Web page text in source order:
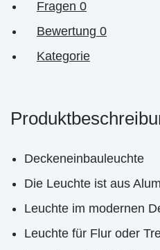
Fragen 0
Bewertung 0
Kategorie
Deckeneinbauleuchte
Die Leuchte ist aus
Leuchte im modernen
Leuchte für Flur oder